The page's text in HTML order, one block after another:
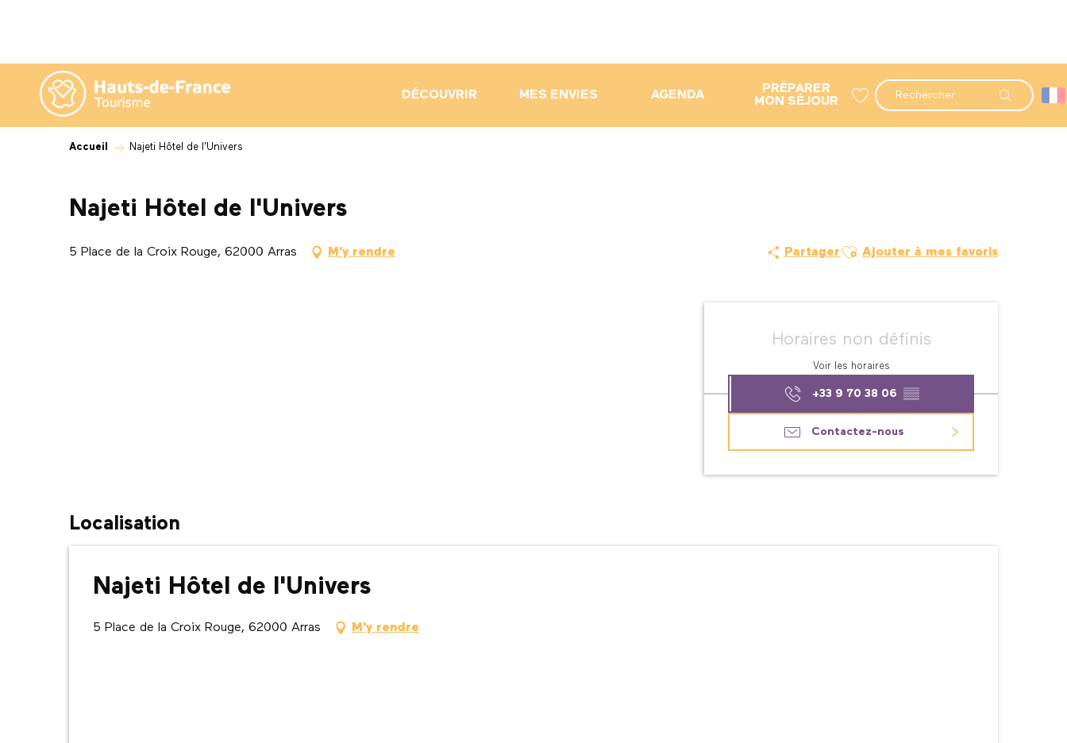
contenu
principal
Recherche
DÉCOUVRIR MES ENVIES AGENDA
PRÉPARER
MON SÉJOUR
Accueil Najeti Hôtel de l'Univers
Najeti Hôtel de l'Univers
5 Place de la Croix Rouge, 62000 Arras M'y rendre Partager Ajouter aux favoris
Ajouter à mes favoris
Ouverture et
Horaires non définis
Voir les horaires
+33 9 70 38 06 ▒▒
Contactez-nous
Localisation
Najeti Hôtel de l'Univers
5 Place de la Croix Rouge, 62000 Arras M'y rendre